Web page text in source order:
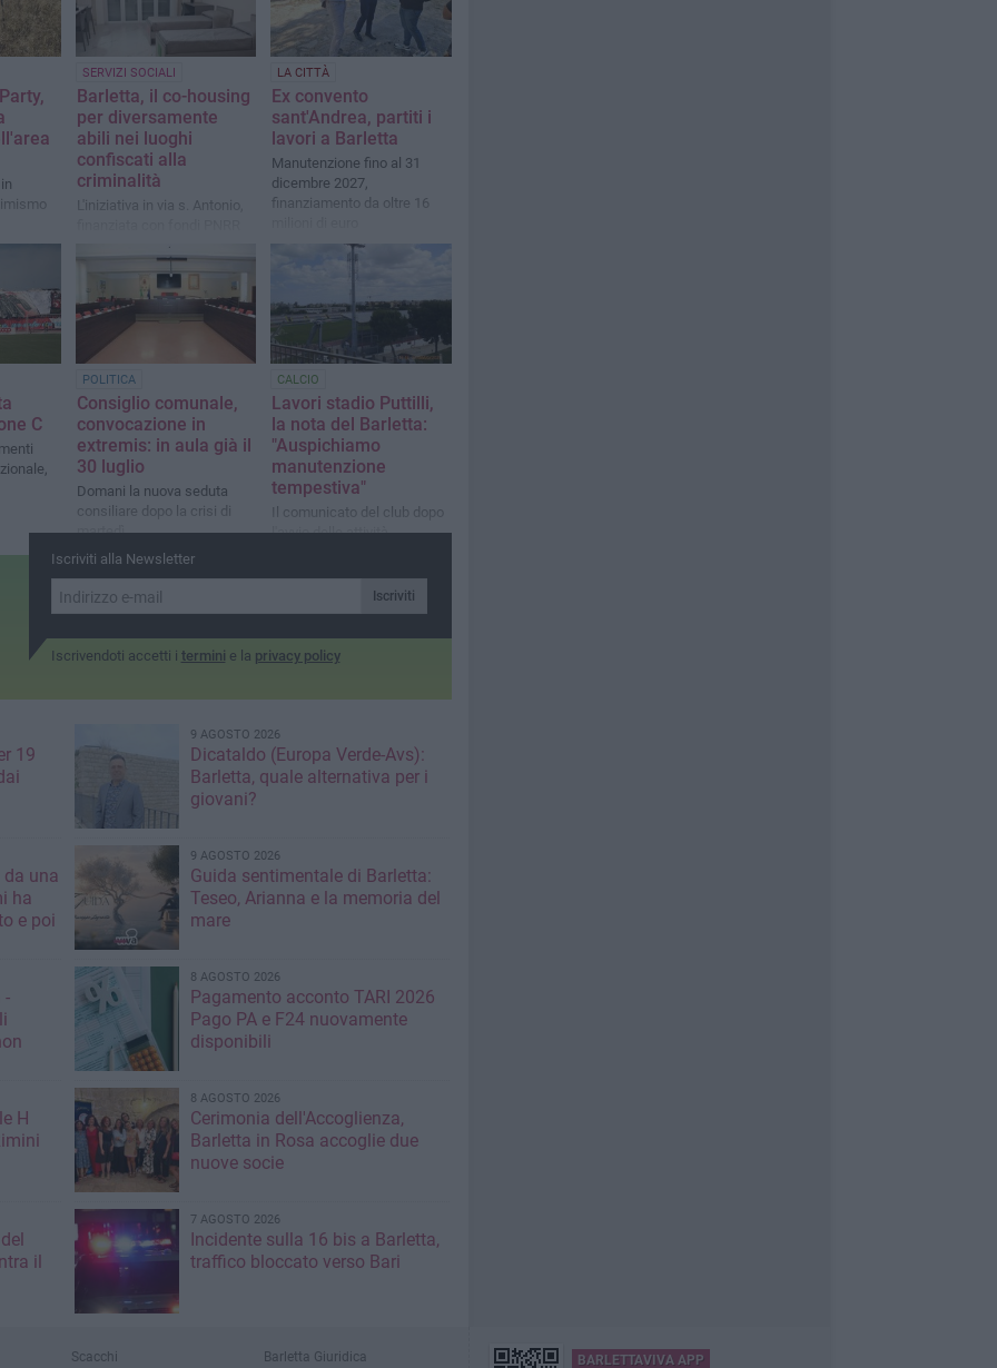
SERVIZI SOCIALI
Barletta, il co-housing
per diversamente
abili nei luoghi
confiscati alla
criminalità
L'iniziativa in via s. Antonio,
LA CITTÀ
Ex convento
sant'Andrea, partiti i
lavori a Barletta
Manutenzione fino al 31
dicembre 2027,
finanziamento da oltre 16
C
POLITICA
Consiglio comunale,
convocazione in
extremis: in aula già il
30 luglio
Domani la nuova seduta
consiliare dopo la crisi di
martedì
CALCIO
Lavori stadio Puttilli,
la nota del Barletta:
"Auspichiamo
manutenzione
tempestiva"
Il comunicato del club dopo
l'avvio delle attività
Iscriviti alla Newsletter
Iscriviti
Iscrivendoti accetti i termini e la privacy policy
19
9 AGOSTO 2026
Dicataldo (Europa Verde-Avs):
Barletta, quale alternativa per i
giovani?
da una
ha
9 AGOSTO 2026
Guida sentimentale di Barletta:
Teseo, Arianna e la memoria del
mare
-
8 AGOSTO 2026
Pagamento acconto TARI 2026
Pago PA e F24 nuovamente
disponibili
H
8 AGOSTO 2026
Cerimonia dell'Accoglienza,
Barletta in Rosa accoglie due
nuove socie
il
7 AGOSTO 2026
Incidente sulla 16 bis a Barletta,
traffico bloccato verso Bari
Scacchi Barletta Giuridica BARLETTAVIVA APP